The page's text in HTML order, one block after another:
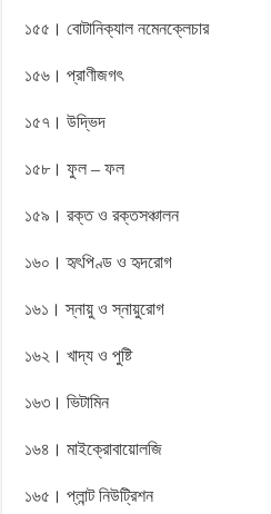
১৫৫। বোটানিক্যাল নমেনক্লেচার
১৫৬। প্রাণীজগৎ
১৫৭। উদ্ভিদ
১৫৮। ফুল – ফল
১৫৯। রক্ত ও রক্তসঞ্চালন
১৬০। হৃৎপিণ্ড ও হৃদরোগ
১৬১। স্নায়ু ও স্নায়ুরোগ
১৬২। খাদ্য ও পুষ্টি
১৬৩। ভিটামিন
১৬৪। মাইক্রোবায়োলজি
১৬৫। প্লান্ট নিউট্রিশন